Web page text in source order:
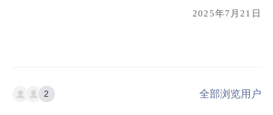
2025年7月21日
2 全部浏览用户